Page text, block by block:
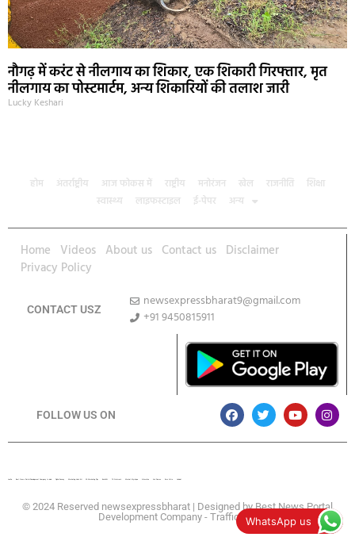
नौगढ़ में करंट से नीलगाय का शिकार, एक शिकारी गिरफ्तार, मृत
नीलगाय का पोस्टमार्टम, अन्य शिकारियों की तलाश जारी
Lucky Keshari
होम अंतर्राष्ट्रीय आज फोकस में राष्ट्रीय मनोरंजन खेल राजनीति
शिक्षा
स्वास्थ्य
लाइफस्टाइल ई-पेपर अन्य
Home Videos About us Contact us Disclaimer
Privacy Policy
CONTACT USZ
newsexpressbharat9@gmail.com
+91 9450815911
FOLLOW US ON
© 2024 Reserved newsexpressbharat | Designed byBest News Portal
Development Company- Traffic TailWhatsApp us